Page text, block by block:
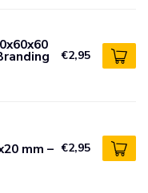
€2,95
mm – €2,95